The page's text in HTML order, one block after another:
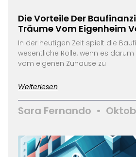
Die Vorteile Der
Träume Vom Eigenheim
In der heutigen Zeit spielt die
wesentliche Rolle, wenn es
vom eigenen Zuhause zu
Weiterlesen
Sara Fernando